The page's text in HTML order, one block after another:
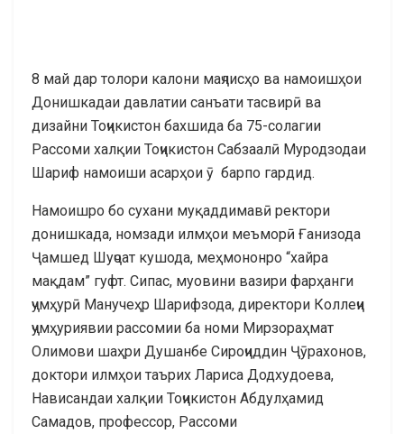
8 май дар толори калони маҷлисҳо ва намоишҳои
Донишкадаи давлатии санъати тасвирӣ ва
дизайни Тоҷикистон бахшида ба 75-солагии
Рассоми халқии Тоҷикистон Сабзаалӣ Муродзодаи
Шариф намоиши асарҳои ӯ барпо гардид.
Намоишро бо сухани муқаддимавӣ ректори
донишкада, номзади илмҳои меъморӣ Ғанизода
Ҷамшед Шуҷоат кушода, меҳмононро “хайра
мақдам” гуфт. Сипас, муовини вазири фарҳанги
ҷумҳурӣ Манучеҳр Шарифзода, директори Коллеҷи
ҷумҳуриявии рассомии ба номи Мирзораҳмат
Олимови шаҳри Душанбе Сироҷиддин Ҷӯрахонов,
доктори илмҳои таърих Лариса Додхудоева,
Нависандаи халқии Тоҷикистон Абдулҳамид
Самадов, профессор, Рассоми